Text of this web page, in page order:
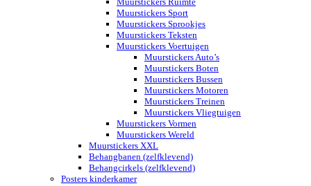
Muurstickers Sport
Muurstickers Sprookjes
Muurstickers Teksten
Muurstickers Voertuigen
Muurstickers Auto’s
Muurstickers Boten
Muurstickers Bussen
Muurstickers Motoren
Muurstickers Treinen
Muurstickers Vliegtuigen
Muurstickers Vormen
Muurstickers Wereld
Muurstickers XXL
Behangbanen (zelfklevend)
Behangcirkels (zelfklevend)
Posters kinderkamer